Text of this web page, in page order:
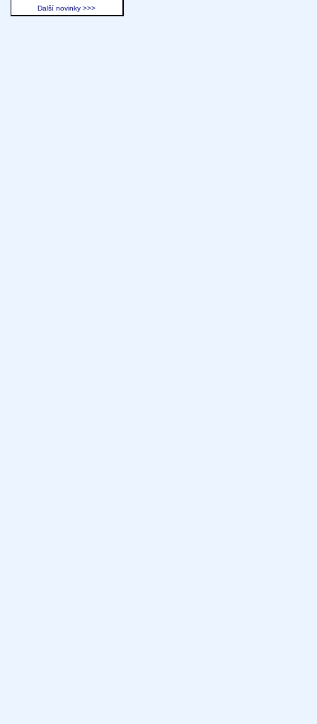
Další novinky >>>